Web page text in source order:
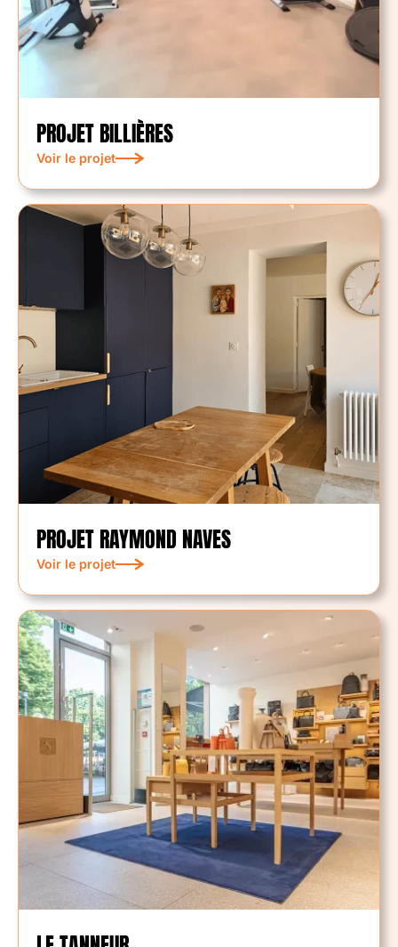
PROJET BILLIÈRES
Voir le projet
PROJET RAYMOND NAVES
Voir le projet